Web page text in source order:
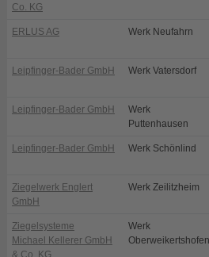
Co. KG
ERLUS AG Werk Neufahrn
Leipfinger-Bader GmbH Werk Vatersdorf
Leipfinger-Bader GmbH
Werk
Puttenhausen
Leipfinger-Bader GmbH Werk Schönlind
Ziegelwerk Englert
GmbH
Werk Zeilitzheim
Ziegelsysteme
Michael Kellerer GmbH
& Co. KG
Werk
Oberweikertshofen